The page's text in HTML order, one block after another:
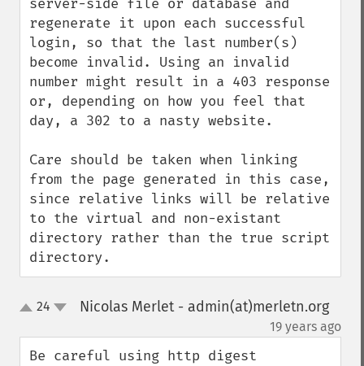
server-side file or database and
regenerate it upon each successful
login, so that the last number(s)
become invalid. Using an invalid
number might result in a 403 response
or, depending on how you feel that
day, a 302 to a nasty website.
Care should be taken when linking
from the page generated in this case,
since relative links will be relative
to the virtual and non-existant
directory rather than the true script
directory.
up24 Nicolas Merlet - admin(at)merletn.org
19 years ago
Be careful using http digest